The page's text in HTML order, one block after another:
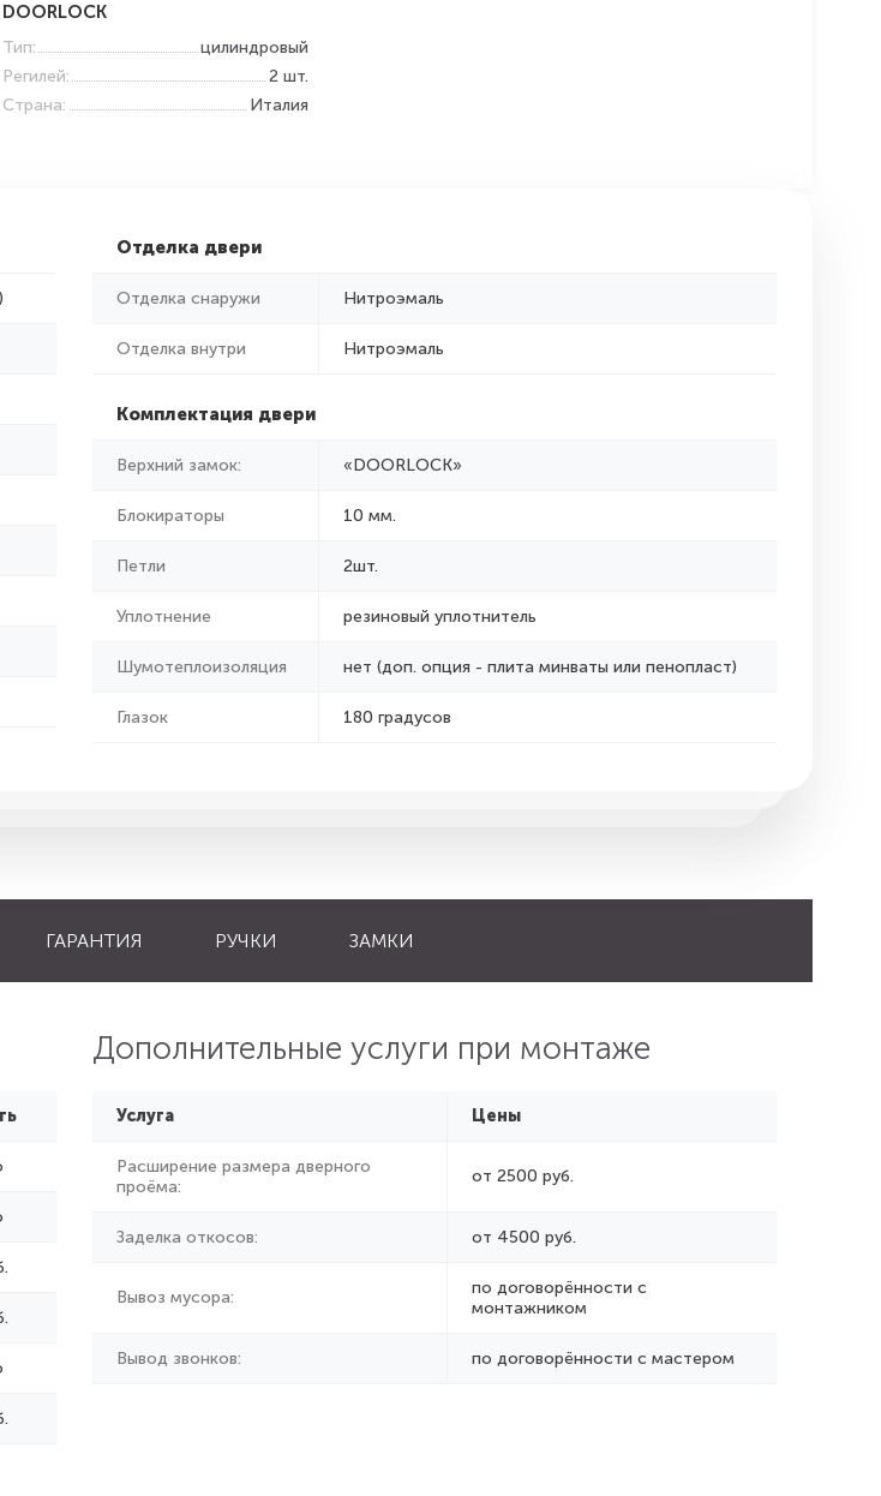
DOORLOCK
Тип:
цилиндровый
Регилей:
2 шт.
Страна:
Италия
Отделка двери
Отделка снаружи Нитроэмаль
Отделка внутри Нитроэмаль
Комплектация двери
Верхний замок: «DOORLOCK»
Блокираторы 10 мм.
Петли 2шт.
Уплотнение резиновый уплотнитель
Шумотеплоизоляция нет (доп. опция - плита минваты или пенопласт)
Глазок 180 градусов
ГАРАНТИЯ РУЧКИ ЗАМКИ
Дополнительные услуги при монтаже
Услуга Цены
Расширение размера дверного
проёма:
от 2500 руб.
Заделка откосов: от 4500 руб.
Вывоз мусора:
по договорённости с
монтажником
Вывод звонков: по договорённости с мастером